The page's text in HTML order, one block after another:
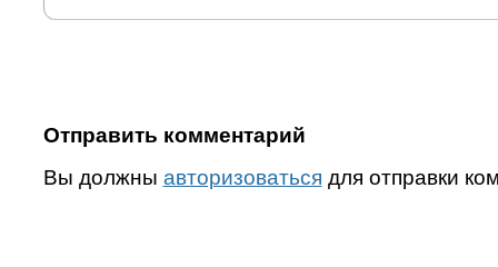
Отправить комментарий
Вы должны авторизоваться для отправки